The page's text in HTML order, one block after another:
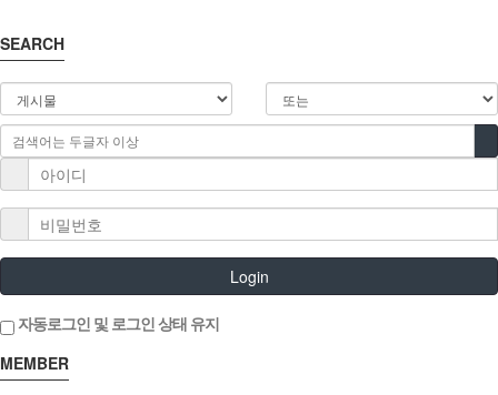
SEARCH
Login
자동로그인 및 로그인 상태 유지
MEMBER